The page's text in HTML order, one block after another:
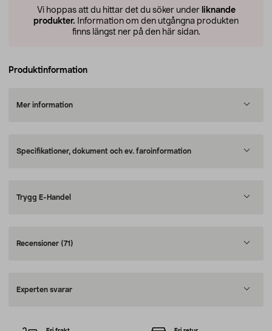
Vi hoppas att du hittar det du söker under liknande
produkter. Information om den utgångna produkten
finns längst ner på den här sidan.
Produktinformation
Mer information
Specifikationer, dokument och ev. faroinformation
Trygg E-Handel
Recensioner (71)
Experten svarar